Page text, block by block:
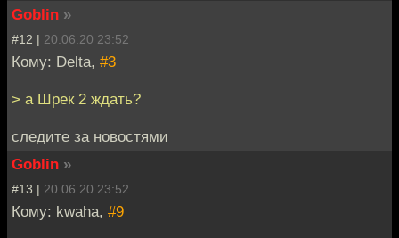
Goblin »
#12 | 20.06.20 23:52
Кому: Delta, #3
> а Шрек 2 ждать?
следите за новостями
Goblin »
#13 | 20.06.20 23:52
Кому: kwaha, #9